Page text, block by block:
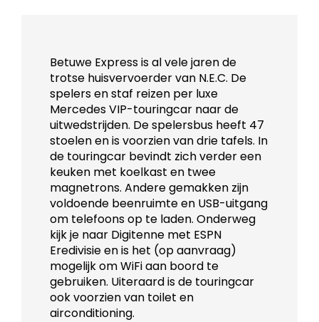
Betuwe Express is al vele jaren de
trotse huisvervoerder van N.E.C. De
spelers en staf reizen per luxe
Mercedes VIP-touringcar naar de
uitwedstrijden. De spelersbus heeft 47
stoelen en is voorzien van drie tafels. In
de touringcar bevindt zich verder een
keuken met koelkast en twee
magnetrons. Andere gemakken zijn
voldoende beenruimte en USB-uitgang
om telefoons op te laden. Onderweg
kijk je naar Digitenne met ESPN
Eredivisie en is het (op aanvraag)
mogelijk om WiFi aan boord te
gebruiken. Uiteraard is de touringcar
ook voorzien van toilet en
airconditioning.